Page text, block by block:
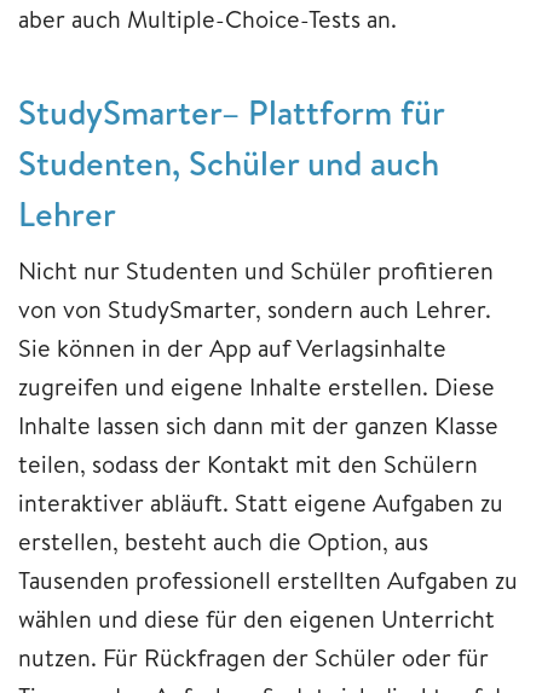
aber auch Multiple-Choice-Tests an.
StudySmarter– Plattform für
Studenten, Schüler und auch
Lehrer
Nicht nur Studenten und Schüler profitieren
von von StudySmarter, sondern auch Lehrer.
Sie können in der App auf Verlagsinhalte
zugreifen und eigene Inhalte erstellen. Diese
Inhalte lassen sich dann mit der ganzen Klasse
teilen, sodass der Kontakt mit den Schülern
interaktiver abläuft. Statt eigene Aufgaben zu
erstellen, besteht auch die Option, aus
Tausenden professionell erstellten Aufgaben zu
wählen und diese für den eigenen Unterricht
nutzen. Für Rückfragen der Schüler oder für